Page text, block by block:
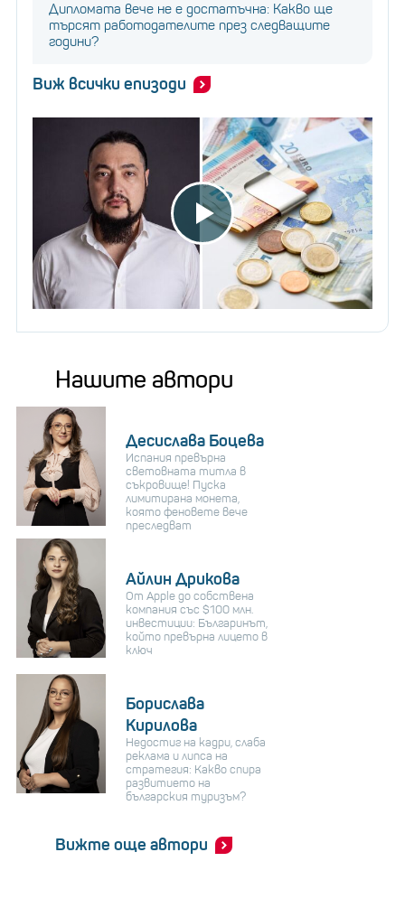
Дипломата вече не е достатъчна: Какво ще
търсят работодателите през следващите
години?
Виж всички епизоди
Нашите автори
Десислава Боцева
Испания превърна
световната титла в
съкровище! Пуска
лимитирана монета,
която феновете вече
преследват
Айлин Дрикова
От Apple до собствена
компания със $100 млн.
инвестиции: Българинът,
който превърна лицето в
ключ
Борислава
Кирилова
Недостиг на кадри, слаба
реклама и липса на
стратегия: Какво спира
развитието на
българския туризъм?
Вижте още автори